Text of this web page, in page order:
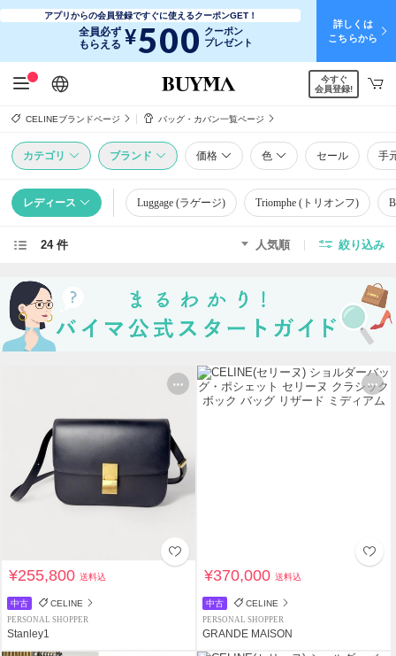
アプリからの会員登録ですぐに使えるクーポンGET！
全員必ず
もらえる ¥500 クーポン
プレゼント
詳しくは
こちらから
日本語
English
简体中文
繁體中文
今すぐ
会員登録!
CELINEブランドページ バッグ・カバン一覧ページ
カテゴリ ブランド 価格 色 セール 手
レディース Luggage (ラゲージ) Triomphe (トリオンフ)
24 件 人気順 絞り込み
¥255,800送料込
中古 CELINE
PERSONAL SHOPPER
Stanley1
¥370,000送料込
中古 CELINE
PERSONAL SHOPPER
GRANDE MAISON